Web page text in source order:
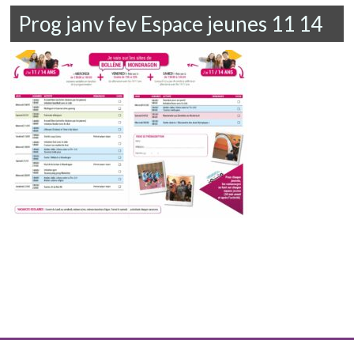
Prog janv fev Espace jeunes 11 14